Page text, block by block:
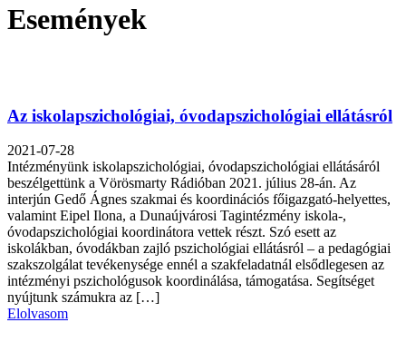
Események
Az iskolapszichológiai, óvodapszichológiai ellátásról
2021-07-28
Intézményünk iskolapszichológiai, óvodapszichológiai ellátásáról
beszélgettünk a Vörösmarty Rádióban 2021. július 28-án. Az
interjún Gedő Ágnes szakmai és koordinációs főigazgató-helyettes,
valamint Eipel Ilona, a Dunaújvárosi Tagintézmény iskola-,
óvodapszichológiai koordinátora vettek részt. Szó esett az
iskolákban, óvodákban zajló pszichológiai ellátásról – a pedagógiai
szakszolgálat tevékenysége ennél a szakfeladatnál elsődlegesen az
intézményi pszichológusok koordinálása, támogatása. Segítséget
nyújtunk számukra az […]
Elolvasom